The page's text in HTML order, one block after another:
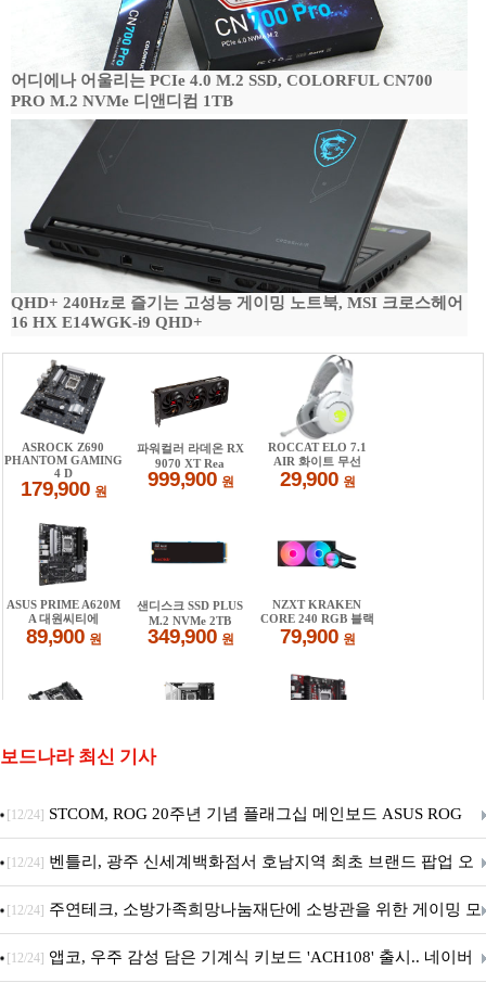
어디에나 어울리는 PCIe 4.0 M.2 SSD, COLORFUL CN700
PRO M.2 NVMe 디앤디컴 1TB
QHD+ 240Hz로 즐기는 고성능 게이밍 노트북, MSI 크로스헤어
16 HX E14WGK-i9 QHD+
보드나라 최신 기사
[12/24] STCOM, ROG 20주년 기념 플래그십 메인보드 ASUS ROG
Crosshair X870E EDITION 20 국내 출시 예정
[12/24] 벤틀리, 광주 신세계백화점서 호남지역 최초 브랜드 팝업 오
픈
[12/24] 주연테크, 소방가족희망나눔재단에 소방관을 위한 게이밍 모
니터·스마트 펫 침대 기부
[12/24] 앱코, 우주 감성 담은 기계식 키보드 'ACH108' 출시.. 네이버